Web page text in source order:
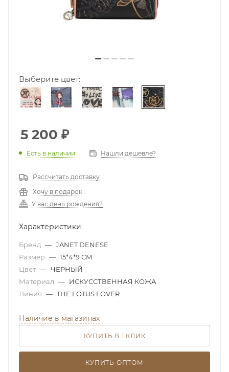
Выберите цвет:
5 200 ₽
Есть в наличии Нашли дешевле?
Рассчитать доставку
Хочу в подарок
У вас день рождения?
Характеристики
Бренд — JANET DENESE
Размер — 15*4*9 СМ
Цвет — ЧЕРНЫЙ
Материал — ИСКУССТВЕННАЯ КОЖА
Линия — THE LOTUS LOVER
Наличие в магазинах
КУПИТЬ В 1 КЛИК
КУПИТЬ ОПТОМ